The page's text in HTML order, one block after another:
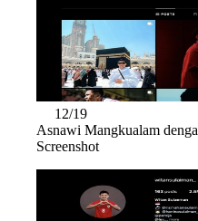
12/19
Asnawi Mangkualam
Screenshot